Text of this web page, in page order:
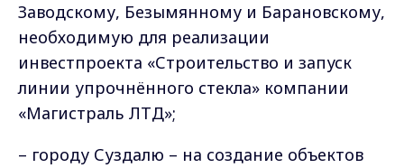
Заводскому, Безымянному и Барановскому,
необходимую для реализации
инвестпроекта «Строительство и запуск
линии упрочнённого стекла» компании
«Магистраль ЛТД»;
– городу Суздалю – на создание объектов